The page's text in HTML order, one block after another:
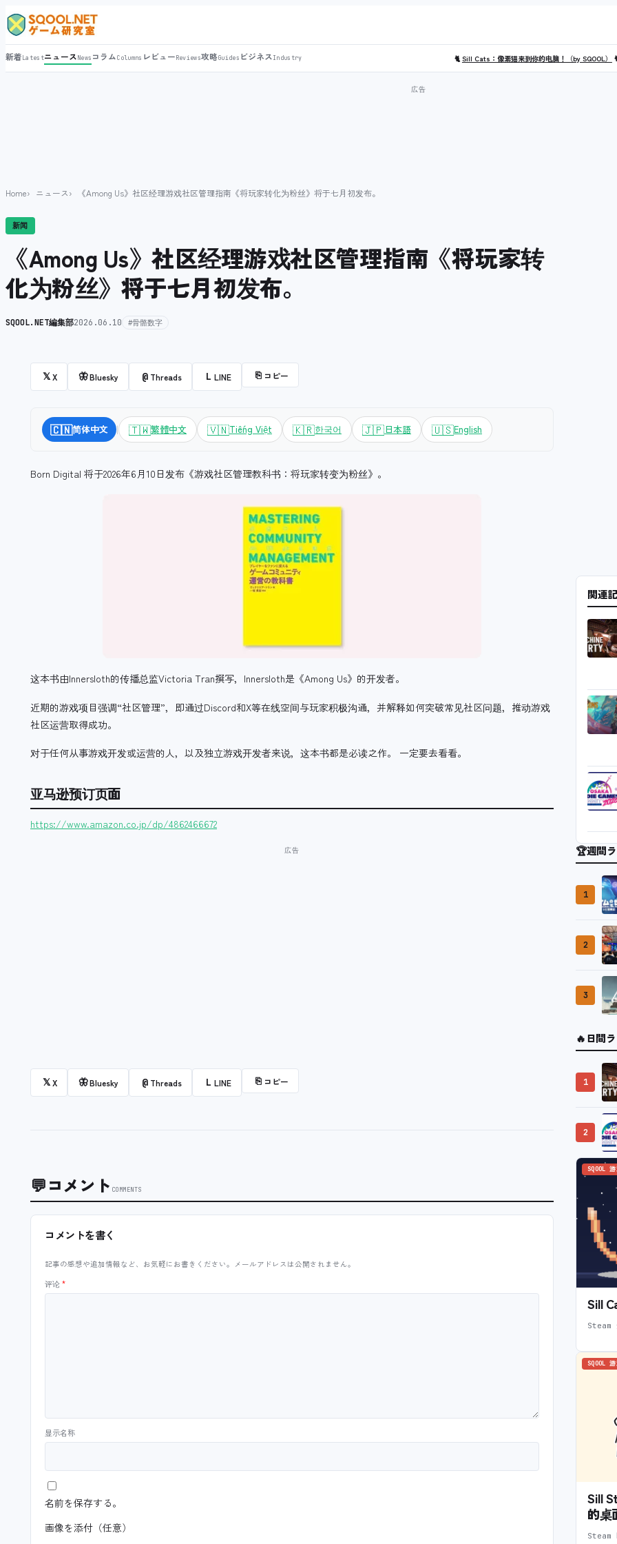
新着LatestニュースNews コラムColumns レビューReviews攻略Guides ビジネスIndustry 🐈Sill Cats：像素猫来到你的电脑！（by SQOOL）
Home ニュース 《Among Us》社区经理游戏社区管理指南《将玩家转化为粉丝》将于七月初发布。
新闻
《Among Us》社区经理游戏社区管理指南《将玩家转
化为粉丝》将于七月初发布。
SQOOL.NET編集部2026.06.10 #骨骼数字
𝕏X 🦋Bluesky @ Threads L LINE ⎘ コピー
🇨🇳简体中文 | 🇹🇼繁體中文 🇻🇳Tiếng Việt 🇰🇷한국어 🇯🇵日本語 🇺🇸English
Born Digital 将于2026年6月10日发布《游戏社区管理教科书：将玩家转变为粉丝》。
这本书由Innersloth的传播总监Victoria Tran撰写，Innersloth是《Among Us》的开发者。
近期的游戏项目强调“社区管理”，即通过Discord和X等在线空间与玩家积极沟通，并解释如何突破常见社区问题，推动游戏
社区运营取得成功。
对于任何从事游戏开发或运营的人，以及独立游戏开发者来说，这本书都是必读之作。 一定要去看看。
亚马逊预订页面
https://www.amazon.co.jp/dp/4862466672
𝕏X 🦋Bluesky @ Threads L LINE ⎘ コピー
💬コメント COMMENTS
コメントを書く
記事の感想や追加情報など、お気軽にお書きください。メールアドレスは公開されません。
评论*
显示名称
名前を保存する。
画像を添付（任意）
関連
🏆週間
1
2
3
🔥日間
1
2
SQOOL
Sill
Steam
SQOOL
Sill
的桌
Steam